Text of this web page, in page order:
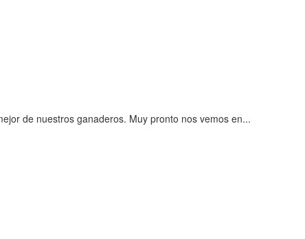
de nuestros ganaderos. Muy pronto nos vemos en...